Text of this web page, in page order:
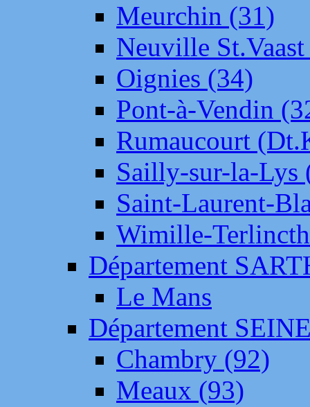
Meurchin (31)
Neuville
Oignies (34)
Pont-à-Vendin
Rumaucourt
Sailly-sur-la-Lys
Saint-Laurent-
Wimille-
Département
Le Mans
Département
Chambry (92)
Meaux (93)